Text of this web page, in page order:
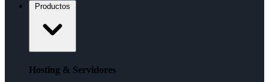
Productos
Hosting & Servidores